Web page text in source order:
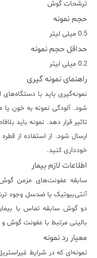
ترشحات گوش
حجم نمونه
0.5 میلی لیتر
حداقل حجم نمونه
0.2 میلی لیتر
راهنمای نمونه گیری
نمونه‌گیری باید با
شود. آلودگی نمونه به خون یا
تاثیر قرار دهد. نمونه باید
ارسال شود. از استفاده از
خودداری کنید.
اطلاعات لازم بیمار
سابقه عفونت‌های مزمن
آنتی‌بیوتیک یا ضدسل وجود
دو گوش سابقه تماس با
بالینی مرتبط با عفونت گوش
معیار رد نمونه
نمونه‌ای که در شرایط